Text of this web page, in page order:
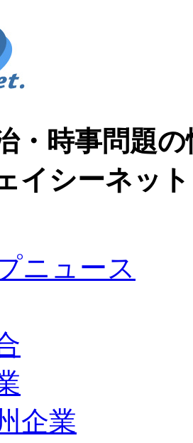
・時事問題
イシーネッ
ニュース
企業